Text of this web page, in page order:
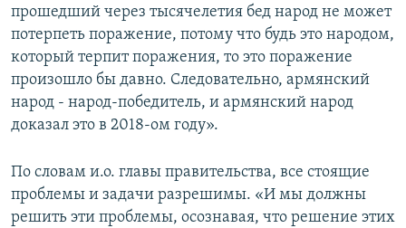
прошедший через тысячелетия бед народ не может
потерпеть поражение, потому что будь это народом,
который терпит поражения, то это поражение
произошло бы давно. Следовательно, армянский
народ - народ-победитель, и армянский народ
доказал это в 2018-ом году».
По словам и.о. главы правительства, все стоящие
проблемы и задачи разрешимы. «И мы должны
решить эти проблемы, осознавая, что решение этих